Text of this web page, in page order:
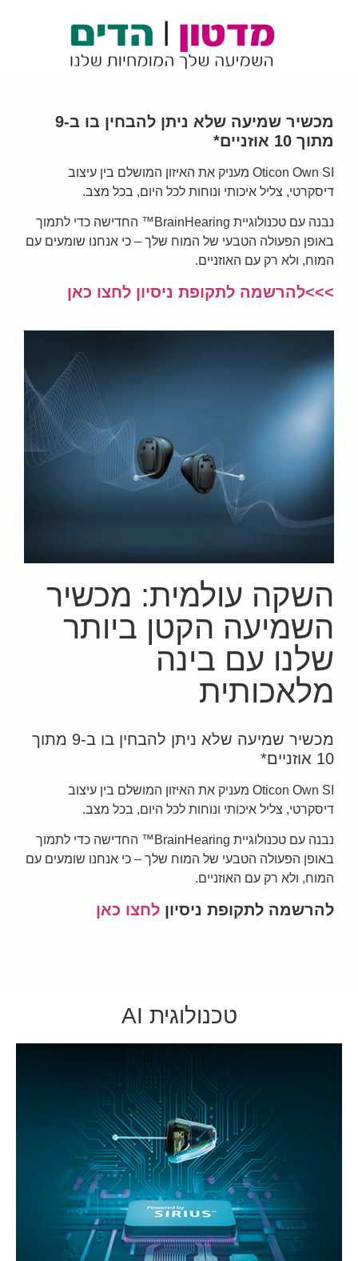
מכשיר שמיעה שלא ניתן להבחין בו ב-9
מתוך 10 אוזניים*
Oticon Own SI מעניק את האיזון המושלם בין עיצוב
דיסקרטי, צליל איכותי ונוחות לכל היום, בכל מצב.
נבנה עם טכנולוגיית BrainHearing™
החדישה כדי לתמוך
באופן הפעולה הטבעי של המוח שלך – כי אנחנו שומעים עם
המוח, ולא רק עם האוזניים.
>>>להרשמה לתקופת ניסיון לחצו כאן
השקה עולמית: מכשיר
השמיעה הקטן ביותר
שלנו עם בינה
מלאכותית
מכשיר שמיעה שלא ניתן להבחין בו ב-9 מתוך
10 אוזניים*
Oticon Own SI מעניק את האיזון המושלם בין עיצוב
דיסקרטי, צליל איכותי ונוחות לכל היום, בכל מצב.
נבנה עם טכנולוגיית BrainHearing™
החדישה כדי לתמוך
באופן הפעולה הטבעי של המוח שלך – כי אנחנו שומעים עם
המוח, ולא רק עם האוזניים.
להרשמה לתקופת ניסיון לחצו כאן
טכנולוגית AI